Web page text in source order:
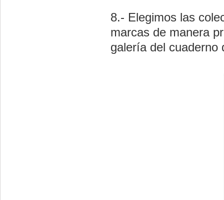
8.- Elegimos las
marcas de manera
galería del cuaderno